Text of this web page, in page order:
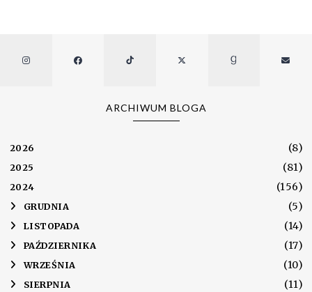
ARCHIWUM BLOGA
2026 (8)
2025 (81)
2024 (156)
► GRUDNIA (5)
► LISTOPADA (14)
► PAŹDZIERNIKA (17)
► WRZEŚNIA (10)
► SIERPNIA (11)